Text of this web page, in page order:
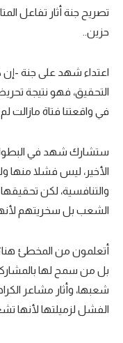
تصريح جنة أثار تفاعل
حزين..
اعتداء شهد على جنة -إن
التحقيق، فهو نتيجة
في واقعتنا فتاة مازالت
ستشارك شهد في
الأخير، ليس فشلا منها
والتنافسية، لكن
الشعب بل سخريتهم
أتعلمون من المخطئ
بل من سمح لها
شعبها، وأثار مشاعر
الفشل لزميلتها لأنها